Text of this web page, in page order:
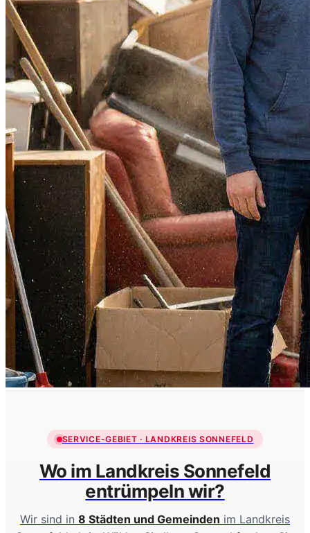
SERVICE-GEBIET · LANDKREIS SONNEFELD
Wo im Landkreis Sonnefeld
entrümpeln wir?
Wir sind in 8 Städten und Gemeinden im Landkreis